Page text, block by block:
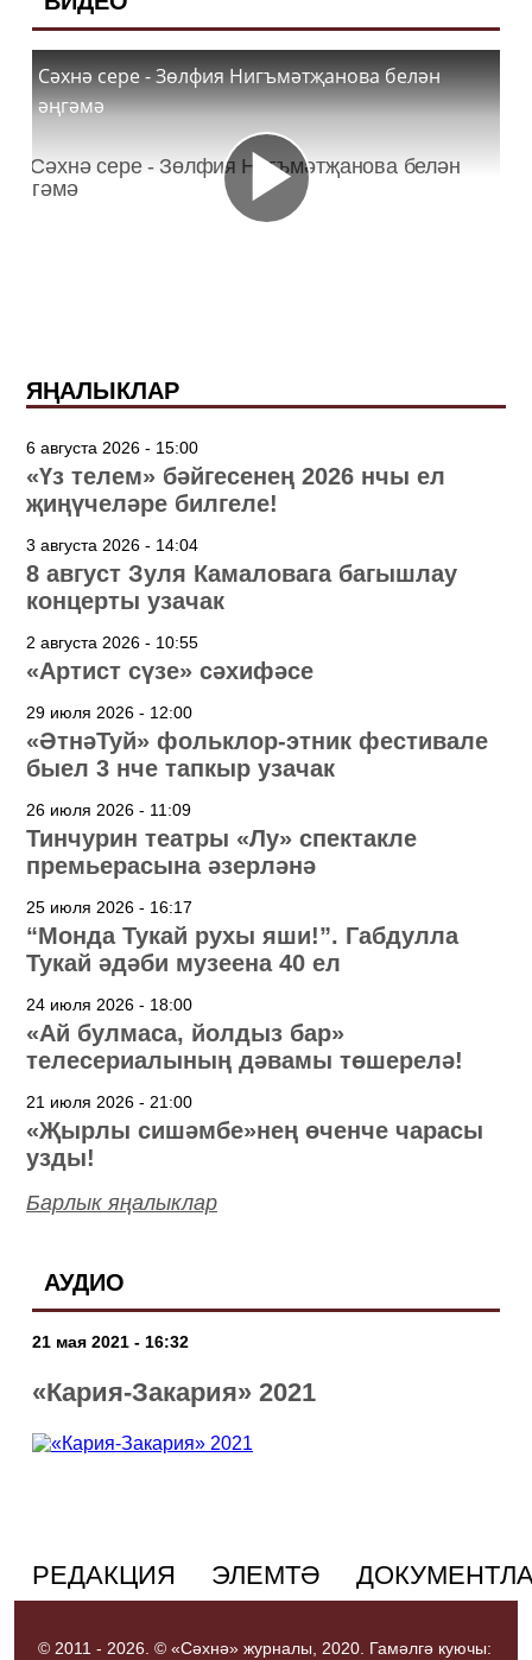
Сәхнә сере - Зөлфия Нигъмәтҗанова белән
әңгәмә
ЯҢАЛЫКЛАР
6 августа 2026 - 15:00
«Үз телем» бәйгесенең 2026 нчы ел
җиңүчеләре билгеле!
3 августа 2026 - 14:04
8 август Зуля Камаловага багышлау
концерты узачак
2 августа 2026 - 10:55
«Артист сүзе» сәхифәсе
29 июля 2026 - 12:00
«ӘтнәТуй» фольклор-этник фестивале
быел 3 нче тапкыр узачак
26 июля 2026 - 11:09
Тинчурин театры «Лу» спектакле
премьерасына әзерләнә
25 июля 2026 - 16:17
“Монда Тукай рухы яши!”. Габдулла
Тукай әдәби музеена 40 ел
24 июля 2026 - 18:00
«Ай булмаса, йолдыз бар»
телесериалының дәвамы төшерелә!
21 июля 2026 - 21:00
«Җырлы сишәмбе»нең өченче чарасы
узды!
Барлык яңалыклар
АУДИО
21 мая 2021 - 16:32
«Кария-Закария» 2021
РЕДАКЦИЯ ЭЛЕМТӘ
© 2011 - 2026. © «Сәхнә» журналы, 2020. Гамәлгә куючы: